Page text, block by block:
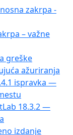
zakrpa -
– važne
greške
ažuriranja
ispravka —
18.3.2 —
izdanje